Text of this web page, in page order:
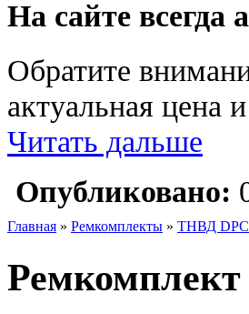
На сайте всегда
Обратите
актуальная цена
Читать дальше
Опубликовано:
Главная » Ремкомплекты » ТНВД DPC
Ремкомплект